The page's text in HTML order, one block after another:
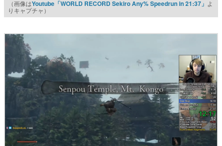
（画像はYoutube「WORLD RECORD Sekiro Any% Speedrun in 21:37」 よ
りキャプチャ）